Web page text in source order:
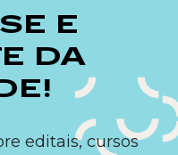
E
DA
editais, cursos